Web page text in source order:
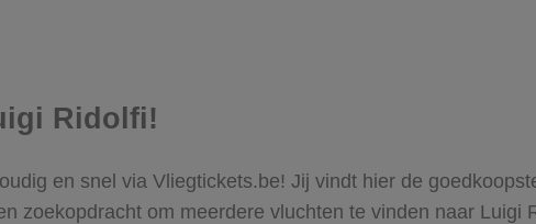
Ridolfi!
en snel via Vliegtickets.be! Jij vindt hier de
zoekopdracht om meerdere vluchten te vinden naar Luigi